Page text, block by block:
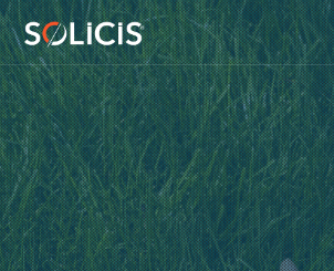
Panneau de gestion des cookies